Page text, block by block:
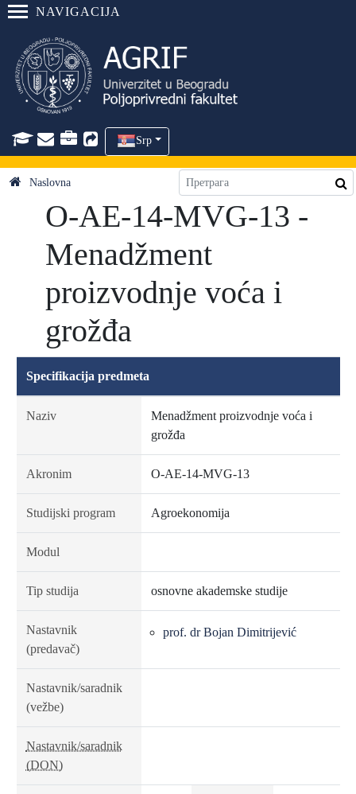
NAVIGACIJA
Srp
Naslovna
O-AE-14-MVG-13 -
Menadžment
proizvodnje voća i
grožđa
Specifikacija predmeta
Naziv
Menadžment proizvodnje voća i
grožđa
Akronim O-AE-14-MVG-13
Studijski program Agroekonomija
Modul
Tip studija osnovne akademske studije
Nastavnik
(predavač)
prof. dr Bojan Dimitrijević
Nastavnik/saradnik
(vežbe)
Nastavnik/saradnik
(DON)